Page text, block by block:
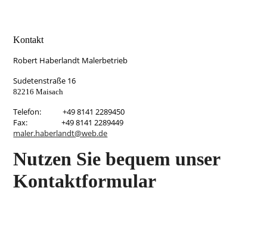
Kontakt
Robert Haberlandt Malerbetrieb
Sudetenstraße 16
82216 Maisach
Telefon: +49 8141 2289450
Fax: +49 8141 2289449
maler.haberlandt@web.de
Nutzen Sie bequem unser
Kontaktformular